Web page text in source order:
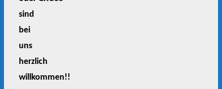
sind
bei
uns
herzlich
willkommen!!